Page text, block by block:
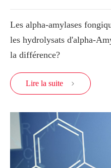
Les alpha-amylases
les hydrolysats d'alpha-
la différence?
Lire la suite 